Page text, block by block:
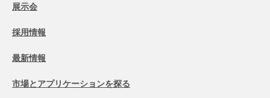
展示会
採用情報
最新情報
市場とアプリケーションを探る